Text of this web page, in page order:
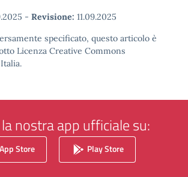
- Revisione: 11.09.2025
specificato, questo articolo è
Licenza Creative Commons
nostra app ufficiale su:
App Store Play Store